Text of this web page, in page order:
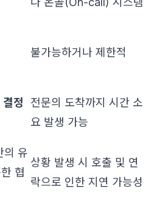
불가능하거나 제한적
결정
전문의 도착까지 시간 소
요 발생 가능
의 유
협
상황 발생 시 호출 및 연
락으로 인한 지연 가능성